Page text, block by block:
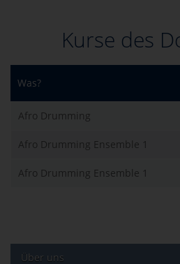
Kurse des
Was?
Afro Drumming
Afro Drumming Ensemble 1
Afro Drumming Ensemble 1
Über uns